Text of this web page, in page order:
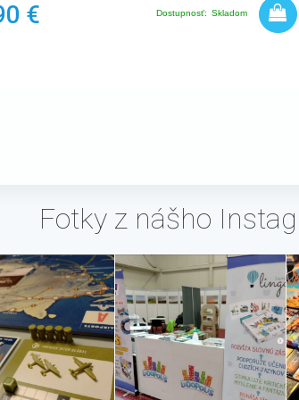
€ Dostupnosť: Skladom
Fotky z nášho